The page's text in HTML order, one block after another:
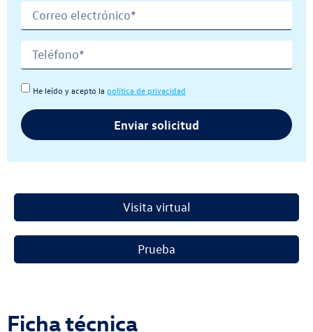
He leído y acepto la política de privacidad
Enviar solicitud
Visita virtual
Prueba
Ficha técnica